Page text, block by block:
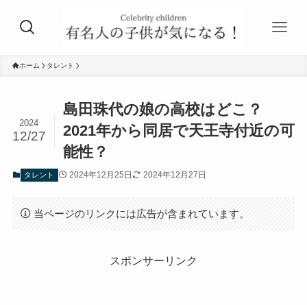
ホーム タレント
島田珠代の娘の高校はどこ？
2021年から同居で天王寺付近の可
能性？
2024
12/27
タレント 2024年12月25日 2024年12月27日
当ページのリンクには広告が含まれています。
スポンサーリンク